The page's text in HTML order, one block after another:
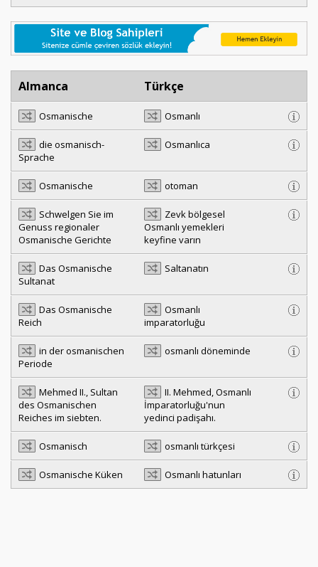
Almanca Türkçe
Osmanische Osmanlı
die osmanisch-
Sprache
Osmanlıca
Osmanische otoman
Schwelgen Sie im
Genuss regionaler
Osmanische Gerichte
Zevk bölgesel
Osmanlı yemekleri
keyfine varın
Das Osmanische
Sultanat
Saltanatın
Das Osmanische
Reich
Osmanlı
imparatorluğu
in der osmanischen
Periode
osmanlı döneminde
Mehmed II., Sultan
des Osmanischen
Reiches im siebten.
II. Mehmed, Osmanlı
İmparatorluğu'nun
yedinci padişahı.
Osmanisch osmanlı türkçesi
Osmanische Küken Osmanlı hatunları